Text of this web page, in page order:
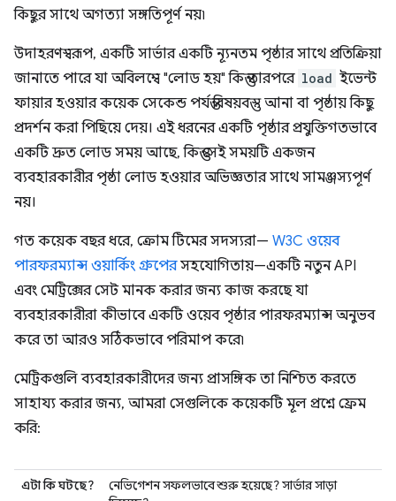
কিছুর সাথে অগত্যা সঙ্গতিপূর্ণ নয়৷
উদাহরণস্বরূপ, একটি সার্ভার একটি ন্যূনতম পৃষ্ঠার সাথে প্রতিক্রিয়া
জানাতে পারে যা অবিলম্বে "লোড হয়" কিন্তু তারপরে load ইভেন্ট
ফায়ার হওয়ার কয়েক সেকেন্ড পর্যন্ত বিষয়বস্তু আনা বা পৃষ্ঠায় কিছু
প্রদর্শন করা পিছিয়ে দেয়। এই ধরনের একটি পৃষ্ঠার প্রযুক্তিগতভাবে
একটি দ্রুত লোড সময় আছে, কিন্তু সেই সময়টি একজন
ব্যবহারকারীর পৃষ্ঠা লোড হওয়ার অভিজ্ঞতার সাথে সামঞ্জস্যপূর্ণ
নয়।
গত কয়েক বছর ধরে, ক্রোম টিমের সদস্যরা— W3C ওয়েব
পারফরম্যান্স ওয়ার্কিং গ্রুপেরসহযোগিতায়—একটি নতুন API
এবং মেট্রিক্সের সেট মানক করার জন্য কাজ করছে যা
ব্যবহারকারীরা কীভাবে একটি ওয়েব পৃষ্ঠার পারফরম্যান্স অনুভব
করে তা আরও সঠিকভাবে পরিমাপ করে৷
মেট্রিকগুলি ব্যবহারকারীদের জন্য প্রাসঙ্গিক তা নিশ্চিত করতে
সাহায্য করার জন্য, আমরা সেগুলিকে কয়েকটি মূল প্রশ্নে ফ্রেম
করি:
এটা কি ঘটছে?
নেভিগেশন সফলভাবে শুরু হয়েছে? সার্ভার সাড়া